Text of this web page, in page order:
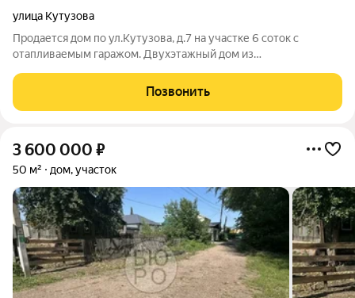
улица Кутузова
Продается дом по ул.Кутузова, д.7 на участке 6 соток с
отапливаемым гаражом. Двухэтажный дом из
кирпича, кровля металлочерепица. На первом этаже зал,
спальня и кухня и сан.узел. На втором
Позвонить
3 600 000 ₽
50 м² дом, участок